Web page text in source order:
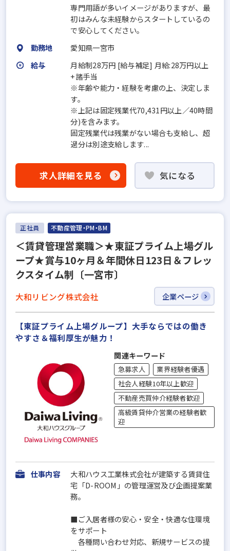
専門用語が多いイメージがありますが、最
初はみんな未経験からスタートしているの
で安心してください。
勤務地
愛知県一宮市
給与
月給制28万円 [給与補足] 月給:28万円以上
+諸手当
※年齢や能力・経験を考慮の上、決定しま
す。
※上記は固定残業代70,431円以上／40時間
分)を含みます。
固定残業代は残業がない場合も支給し、超
過分は別途支給します...
求人詳細を見る 気になる
正社員 不動産管理・PM・BM
＜賃貸管理営業職＞★東証プライム上場グル
ープ★賞与10ヶ月＆年間休日123日＆フレッ
クスタイム制〔一宮市〕
大和リビング株式会社 企業ページ
【東証プライム上場グループ】大手ならではの働き
やすさ＆福利厚⽣が魅力！
関連キーワード
急募求人
業界経験者優遇
社会人経験10年以上歓迎
不動産売買仲介経験者歓迎
高級賃貸仲介営業の経験者歓
迎
仕事内容
大和ハウス工業株式会社が建築する賃貸住
宅「D-ROOM」の管理運営及び企画提案業
務。
■ご入居者様の安心・安全・快適な住環境
をサポート
各種問い合わせ対応、新規サービスの提